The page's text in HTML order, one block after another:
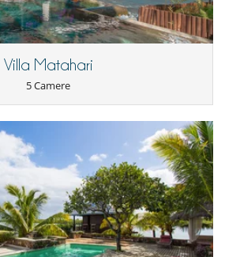
Villa Matahari
5 Camere